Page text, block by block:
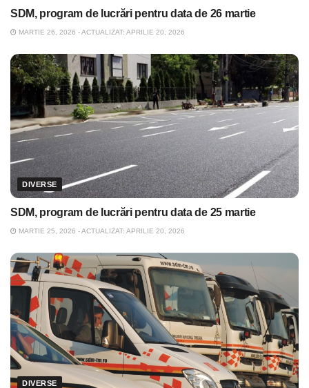
SDM, program de lucrări pentru data de 26 martie
MARTIE 26, 2026 - ACTUALIZAT: APRILIE 20, 2026
DIVERSE
SDM, program de lucrări pentru data de 25 martie
MARTIE 25, 2026 - ACTUALIZAT: APRILIE 20, 2026
DIVERSE